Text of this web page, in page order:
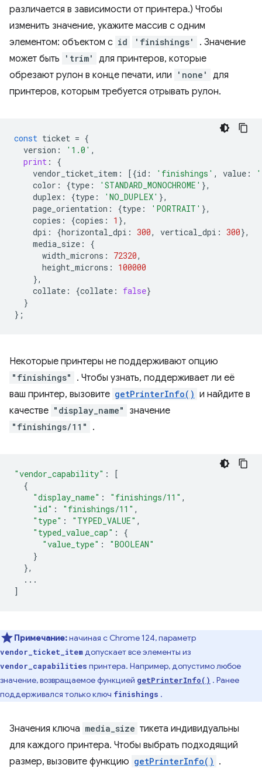
различается в зависимости от принтера.) Чтобы
изменить значение, укажите массив с одним
элементом: объектом с id 'finishings'
. Значение
может быть
'trim'
для принтеров, которые
обрезают рулон в конце печати, или
'none'
для
принтеров, которым требуется отрывать рулон.
const ticket = {
version : '1.0' ,
print :
{
vendor_ticket_item : [{id : 'finishings' , value :
color : {type : 'STANDARD_MONOCHROME' },
duplex : {type : 'NO_DUPLEX' },
page_orientation : {type : 'PORTRAIT' },
copies : {copies : 1 },
dpi : {horizontal_dpi : 300, vertical_dpi : 300},
media_size :
{
width_microns : 72320,
height_microns :
100000
},
collate : {collate : false}
}
};
Некоторые принтеры не поддерживают опцию
"finishings"
. Чтобы узнать, поддерживает ли её
ваш принтер, вызовите getPrinterInfo() и найдите в
качестве "display_name" значение
"finishings/11" .
"vendor_capability" :
[
{
"display_name" : "finishings/11" ,
"id" : "finishings/11" ,
"type" : "TYPED_VALUE" ,
"typed_value_cap" :
{
"value_type" :
"BOOLEAN"
}
},
...
]
Примечание:начиная с Chrome 124, параметр
vendor_ticket_itemдопускает все элементы из
vendor_capabilities принтера. Например, допустимо любое
значение, возвращаемое функцией getPrinterInfo() . Ранее
поддерживался только ключ finishings .
Значения ключа media_size тикета индивидуальны
для каждого принтера. Чтобы выбрать подходящий
размер, вызовите функцию getPrinterInfo() .